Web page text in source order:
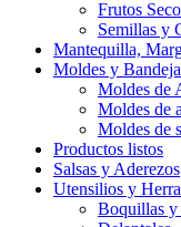
Frutos
Semillas y
Mantequilla,
Moldes y
Moldes de
Moldes de
Moldes de
Productos listos
Salsas y Aderezos
Utensilios y
Boquillas y